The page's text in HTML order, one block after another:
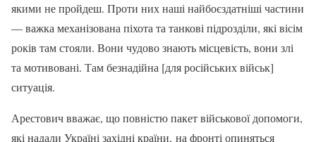
якими не пройдеш. Проти них наші найбоєздатніші частини
— важка механізована піхота та танкові підрозділи, які вісім
років там стояли. Вони чудово знають місцевість, вони злі
та мотивовані. Там безнадійна [для російських військ]
ситуація.
Арестович вважає, що повністю пакет військової допомоги,
які надали Україні західні країни, на фронті опиняться